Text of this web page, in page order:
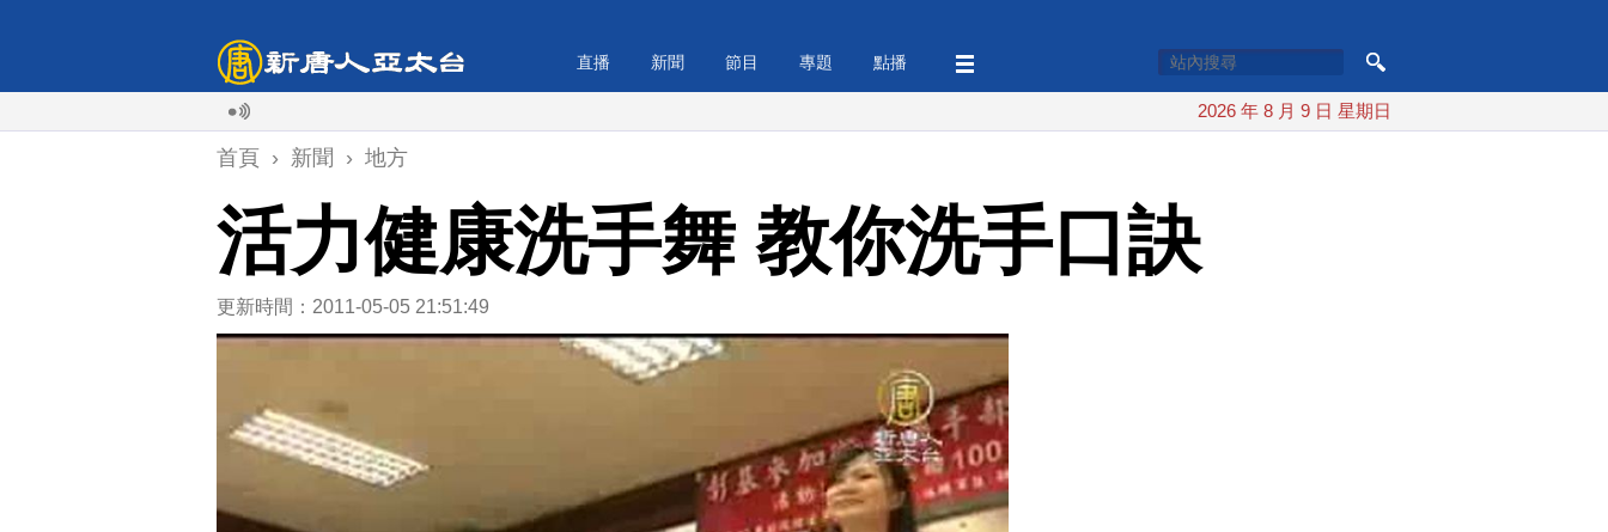
直播 新聞 節目 專題 點播
2026 年 8 月 9 日 星期日
首頁 › 新聞 › 地方
活力健康洗手舞 教你洗手口訣
更新時間：2011-05-05 21:51:49